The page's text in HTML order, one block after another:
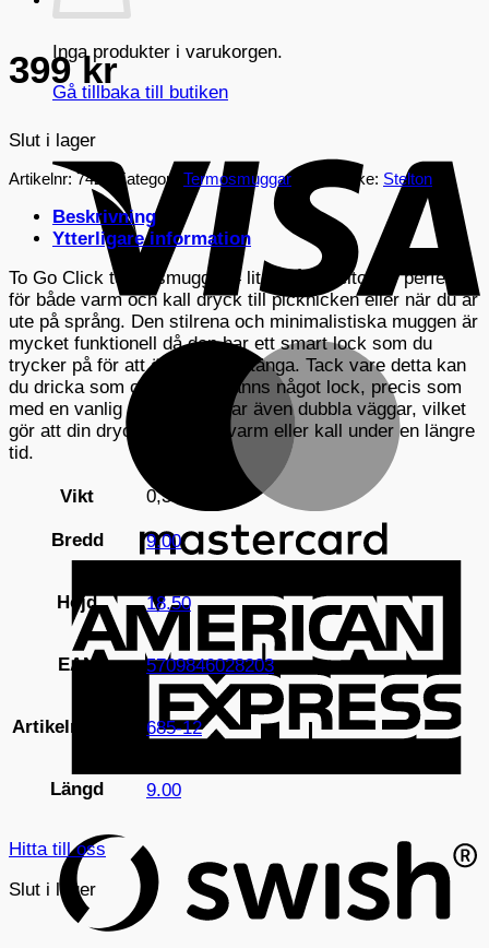
Inga produkter i varukorgen.
Gå tillbaka till butiken
399kr
Slut i lager
Artikelnr:7424 Kategori: Termosmuggar Varumärke: Stelton
Beskrivning
Ytterligare information
To Go Click termosmugg 0,4 liter från Stelton är perfekt
för både varm och kall dryck till picknicken eller när du är
ute på språng. Den stilrena och minimalistiska muggen är
mycket funktionell då den har ett smart lock som du
trycker på för att öppna och stänga. Tack vare detta kan
du dricka som om det inte fanns något lock, precis som
med en vanlig mugg. Den har även dubbla väggar, vilket
gör att din dryck håller sig varm eller kall under en längre
tid.
Vikt 0,39 kg
Bredd 9.00
Höjd 18.50
EAN 5709846028203
Artikelnummer 685-12
Längd 9.00
Hitta till oss
Slut i lager